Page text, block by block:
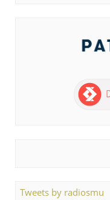
Tweets by radiosmu